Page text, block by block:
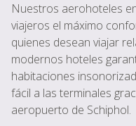
Nuestros aerohoteles
viajeros el máximo
quienes desean viajar
modernos hoteles
habitaciones
fácil a las terminales
aeropuerto de Schiphol.